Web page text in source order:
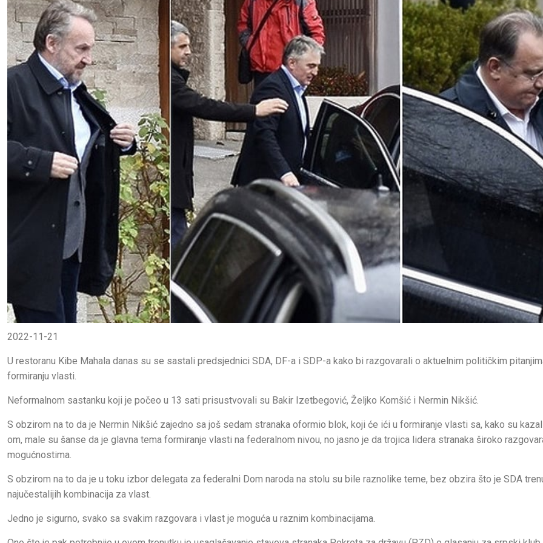
2022-11-21
U restoranu Kibe Mahala danas su se sastali predsjednici SDA, DF-a i SDP-a kako bi razgovarali o aktuelnim političkim
formiranju vlasti.
Neformalnom sastanku koji je počeo u 13 sati prisustvovali su Bakir Izetbegović, Željko Komšić i Nermin Nikšić.
S obzirom na to da je Nermin Nikšić zajedno sa još sedam stranaka oformio blok, koji će ići u formiranje vlasti sa, kako su
om, male su šanse da je glavna tema formiranje vlasti na federalnom nivou, no jasno je da trojica lidera stranaka široko
mogućnostima.
S obzirom na to da je u toku izbor delegata za federalni Dom naroda na stolu su bile raznolike teme, bez obzira što je SDA
najučestalijih kombinacija za vlast.
Jedno je sigurno, svako sa svakim razgovara i vlast je moguća u raznim kombinacijama.